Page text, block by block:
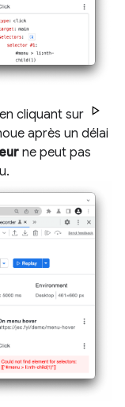
cliquant sur
après un délai
ne peut pas